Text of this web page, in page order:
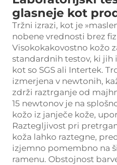
glasneje kot
Tržni izrazi, kot je
nobene vrednosti brez
Visokokakovostno kožo
standardnih testov, ki jih
kot so SGS ali Intertek.
izmerjena v newtonih,
zdrži raztrganje od
15 newtonov je na
kožo iz janječe kože,
Raztegljivost pri
koža lahko raztegne,
izjemno pomembno na
ramenu. Obstojnost